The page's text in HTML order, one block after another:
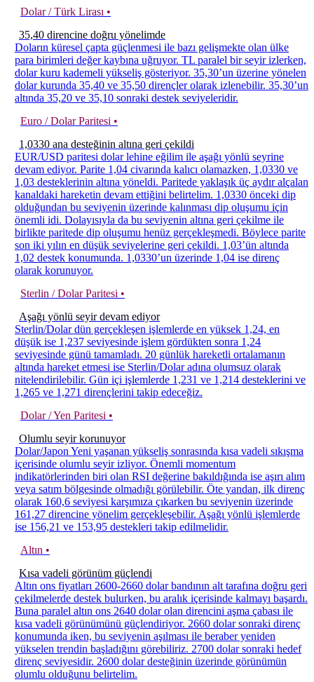
Dolar / Türk Lirası •
35,40 direncine doğru yönelimde
Doların küresel çapta güçlenmesi ile bazı gelişmekte olan ülke
para birimleri değer kaybına uğruyor. TL paralel bir seyir izlerken,
dolar kuru kademeli yükseliş gösteriyor. 35,30’un üzerine yönelen
dolar kurunda 35,40 ve 35,50 dirençler olarak izlenebilir. 35,30’un
altında 35,20 ve 35,10 sonraki destek seviyeleridir.
Euro / Dolar Paritesi •
1,0330 ana desteğinin altına geri çekildi
EUR/USD paritesi dolar lehine eğilim ile aşağı yönlü seyrine
devam ediyor. Parite 1,04 civarında kalıcı olamazken, 1,0330 ve
1,03 desteklerinin altına yöneldi. Paritede yaklaşık üç aydır alçalan
kanaldaki hareketin devam ettiğini belirtelim. 1,0330 önceki dip
olduğundan bu seviyenin üzerinde kalınması dip oluşumu için
önemli idi. Dolayısıyla da bu seviyenin altına geri çekilme ile
birlikte paritede dip oluşumu henüz gerçekleşmedi. Böylece parite
son iki yılın en düşük seviyelerine geri çekildi. 1,03’ün altında
1,02 destek konumunda. 1,0330’un üzerinde 1,04 ise direnç
olarak korunuyor.
Sterlin / Dolar Paritesi •
Aşağı yönlü seyir devam ediyor
Sterlin/Dolar dün gerçekleşen işlemlerde en yüksek 1,24, en
düşük ise 1,237 seviyesinde işlem gördükten sonra 1,24
seviyesinde günü tamamladı. 20 günlük hareketli ortalamanın
altında hareket etmesi ise Sterlin/Dolar adına olumsuz olarak
nitelendirilebilir. Gün içi işlemlerde 1,231 ve 1,214 desteklerini ve
1,265 ve 1,271 dirençlerini takip edeceğiz.
Dolar / Yen Paritesi •
Olumlu seyir korunuyor
Dolar/Japon Yeni yaşanan yükseliş sonrasında kısa vadeli sıkışma
içerisinde olumlu seyir izliyor. Önemli momentum
indikatörlerinden biri olan RSI değerine bakıldığında ise aşırı alım
veya satım bölgesinde olmadığı görülebilir. Öte yandan, ilk direnç
olarak 160,6 seviyesi karşımıza çıkarken bu seviyenin üzerinde
161,27 direncine yönelim gerçekleşebilir. Aşağı yönlü işlemlerde
ise 156,21 ve 153,95 destekleri takip edilmelidir.
Altın •
Kısa vadeli görünüm güçlendi
Altın ons fiyatları 2600-2660 dolar bandının alt tarafına doğru geri
çekilmelerde destek bulurken, bu aralık içerisinde kalmayı başardı.
Buna paralel altın ons 2640 dolar olan direncini aşma çabası ile
kısa vadeli görünümünü güçlendiriyor. 2660 dolar sonraki direnç
konumunda iken, bu seviyenin aşılması ile beraber yeniden
yükselen trendin başladığını görebiliriz. 2700 dolar sonraki hedef
direnç seviyesidir. 2600 dolar desteğinin üzerinde görünümün
olumlu olduğunu belirtelim.